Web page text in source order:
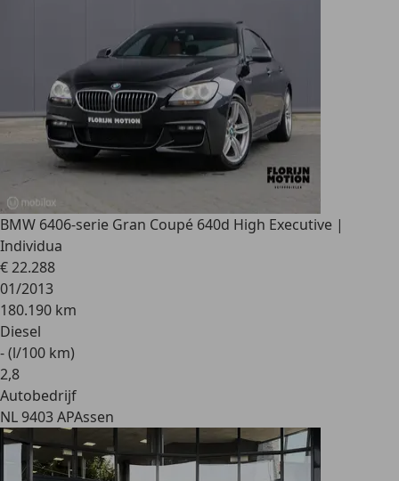
BMW 6406-serie Gran Coupé 640d High Executive |
Individua
€ 22.288
01/2013
180.190 km
Diesel
- (l/100 km)
2,8
Autobedrijf
NL 9403 APAssen